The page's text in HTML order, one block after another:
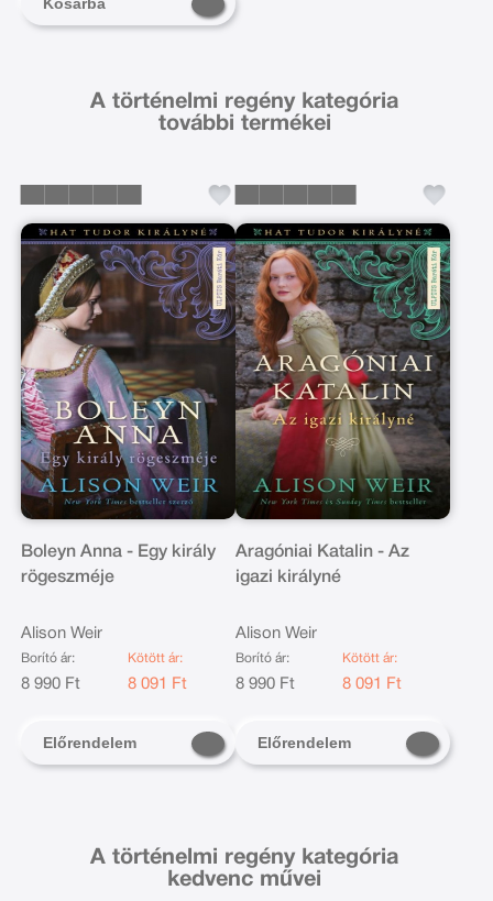
Kosárba
A történelmi regény kategória
további termékei
Boleyn Anna - Egy király
rögeszméje
Alison Weir
Borító ár:
8 990 Ft
Kötött ár:
8 091 Ft
Előrendelem
Aragóniai Katalin - Az
igazi királyné
Alison Weir
Borító ár:
8 990 Ft
Kötött ár:
8 091 Ft
Előrendelem
A történelmi regény kategória
kedvenc művei